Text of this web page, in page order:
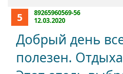
5
89265960569-56
12.03.2020
Добрый день
полезен.